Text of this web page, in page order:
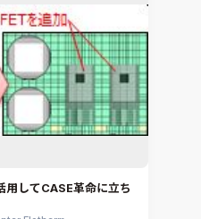
してCASE革命に立ち